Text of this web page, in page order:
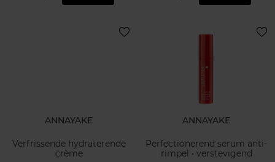
ANNAYAKE
Verfrissende hydraterende
crème
ANNAYAKE
Perfectionerend serum anti-
rimpel • verstevigend